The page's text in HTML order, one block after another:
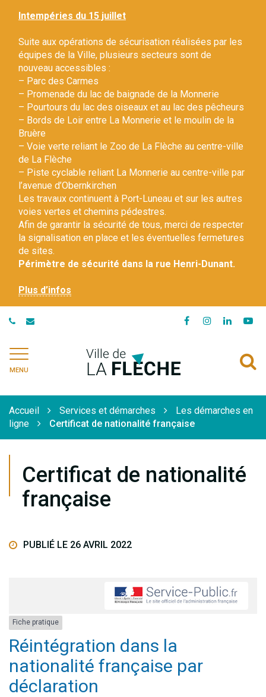
Intempéries du 15 juillet
Suite aux opérations de sécurisation réalisées par les
équipes de la Ville, plusieurs secteurs sont de
nouveau accessibles :
– Parc des Carmes
– Promenade du lac de baignade de la Monnerie
– Pourtours du lac des oiseaux et au lac des pêcheurs
– Bords de Loir entre La Monnerie et le moulin de la
Bruère
– Voie verte reliant le Zoo de La Flèche au centre-ville
de La Flèche
– Piste cyclable reliant La Monnerie au centre-ville par
l’avenue d’Obernkirchen
Les travaux continuent à Port-Luneau et sur les autres
voies vertes et chemins pédestres.
Afin de garantir la sécurité de tous, merci de respecter
la signalisation en place et les éventuelles fermetures
de sites.
Périmètre de sécurité dans la rue Henri-Dunant.
Plus d’infos
Lien
Lien
compte
Instagram
Lien
compte
MENU
Accueil Services et démarches
Les démarches en
ligne
Certificat de nationalité française
Certificat de nationalité
française
PUBLIÉ LE 26 AVRIL 2022
Fiche pratique
Réintégration dans la
nationalité française par
déclaration